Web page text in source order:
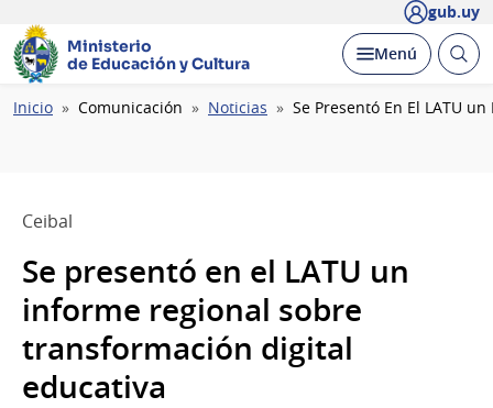
gub.uy
Ministerio
de Educación y Cultura
Desplegar
Menú Abrir
Ruta
Inicio Comunicación Noticias Se Presentó En El LATU
Ceibal
Se presentó en el LATU un
informe regional sobre
transformación digital
educativa